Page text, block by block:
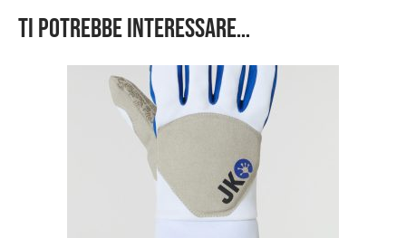
Ti potrebbe interessare…